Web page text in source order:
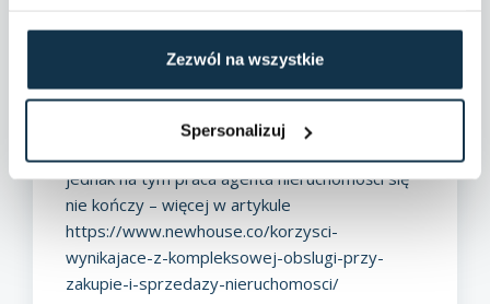
Zezwól na wszystkie
Spersonalizuj
i cierpliwości. Chcąc uniknąć nieprzyjemnych
sytuacji, warto oddać się w ręce specjalistów.
Kompleksową usługę w tym zakresie zapewni
biuro nieruchomości Mikołajki
jednak na tym praca agenta nieruchomości się
nie kończy – więcej w artykule
https://www.newhouse.co/korzysci-
wynikajace-z-kompleksowej-obslugi-przy-
zakupie-i-sprzedazy-nieruchomosci/